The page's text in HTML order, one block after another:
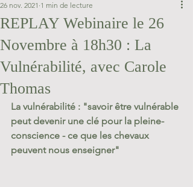
REPLAY Webinaire le 26
Novembre à 18h30 : La
Vulnérabilité, avec Carole
Thomas
26 nov. 2021 1 min de lecture
La vulnérabilité : "savoir être vulnérable
peut devenir une clé pour la pleine-
conscience - ce que les chevaux
peuvent nous enseigner"